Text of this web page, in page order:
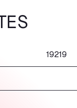
19219